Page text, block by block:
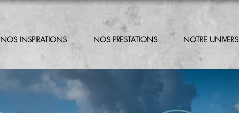
NOS INSPIRATIONS NOS PRESTATIONS NOTRE UNIVERS